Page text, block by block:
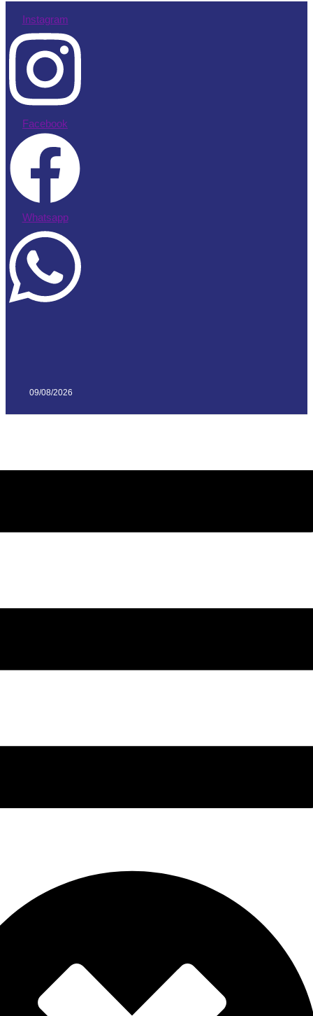
Instagram
Facebook
Whatsapp
09/08/2026